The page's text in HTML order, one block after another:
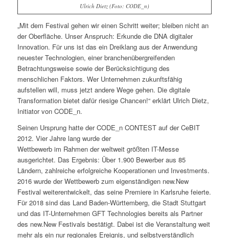
Ulrich Dietz (Foto: CODE_n)
„Mit dem Festival gehen wir einen Schritt weiter; bleiben nicht an
der Oberfläche. Unser Anspruch: Erkunde die DNA digitaler
Innovation. Für uns ist das ein Dreiklang aus der Anwendung
neuester Technologien, einer branchenübergreifenden
Betrachtungsweise sowie der Berücksichtigung des
menschlichen Faktors. Wer Unternehmen zukunftsfähig
aufstellen will, muss jetzt andere Wege gehen. Die digitale
Transformation bietet dafür riesige Chancen!“ erklärt Ulrich Dietz,
Initiator von CODE_n.
Seinen Ursprung hatte der CODE_n CONTEST auf der CeBIT
2012. Vier Jahre lang wurde der
Wettbewerb im Rahmen der weltweit größten IT-Messe
ausgerichtet. Das Ergebnis: Über 1.900 Bewerber aus 85
Ländern, zahlreiche erfolgreiche Kooperationen und Investments.
2016 wurde der Wettbewerb zum eigenständigen new.New
Festival weiterentwickelt, das seine Premiere in Karlsruhe feierte.
Für 2018 sind das Land Baden-Württemberg, die Stadt Stuttgart
und das IT-Unternehmen GFT Technologies bereits als Partner
des new.New Festivals bestätigt. Dabei ist die Veranstaltung weit
mehr als ein nur regionales Ereignis, und selbstverständlich